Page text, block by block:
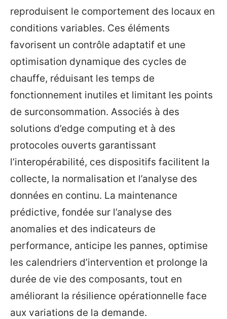
reproduisent le comportement des locaux en
conditions variables. Ces éléments
favorisent un contrôle adaptatif et une
optimisation dynamique des cycles de
chauffe, réduisant les temps de
fonctionnement inutiles et limitant les points
de surconsommation. Associés à des
solutions d’edge computing et à des
protocoles ouverts garantissant
l’interopérabilité, ces dispositifs facilitent la
collecte, la normalisation et l’analyse des
données en continu. La maintenance
prédictive, fondée sur l’analyse des
anomalies et des indicateurs de
performance, anticipe les pannes, optimise
les calendriers d’intervention et prolonge la
durée de vie des composants, tout en
améliorant la résilience opérationnelle face
aux variations de la demande.